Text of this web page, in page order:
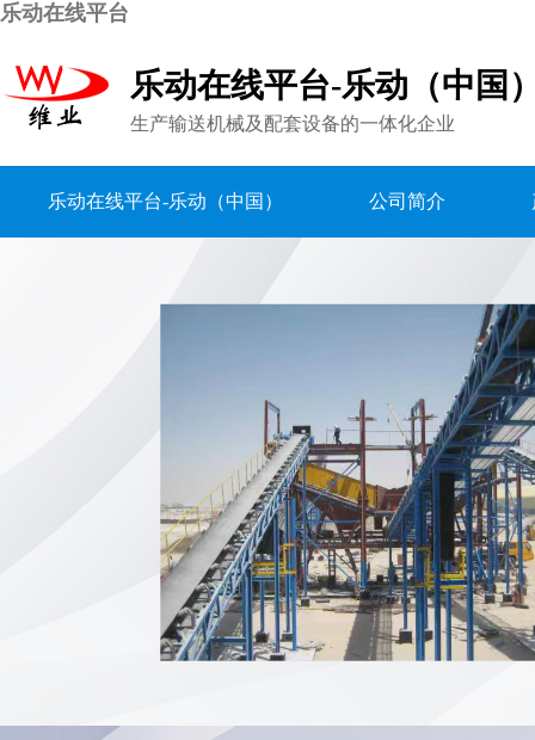
乐动在线平台
乐动在线平台-乐动（中国
生产输送机械及配套设备的一体化企业
乐动在线平台-乐动（中国） 公司简介